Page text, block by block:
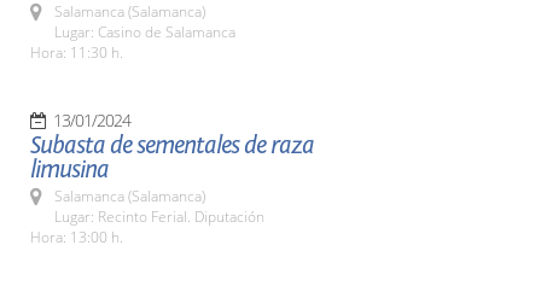
Salamanca (Salamanca)
Lugar: Casino de Salamanca
Hora: 11:30 h.
13/01/2024
Subasta de sementales de raza
limusina
Salamanca (Salamanca)
Lugar: Recinto Ferial. Diputación
Hora: 13:00 h.